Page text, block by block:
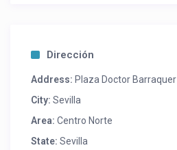
Dirección
Address: Plaza Doctor Barraquer
City: Sevilla
Area: Centro Norte
State: Sevilla